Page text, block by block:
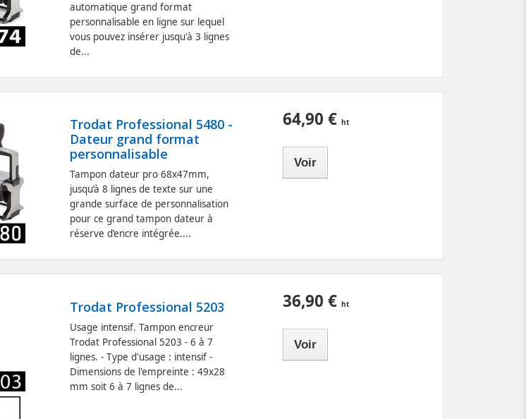
automatique grand format
personnalisable en ligne sur lequel
vous pouvez insérer jusqu'à 3 lignes
de...
Trodat Professional 5480 -
Dateur grand format
personnalisable
Tampon dateur pro 68x47mm,
jusqu’à 8 lignes de texte sur une
grande surface de personnalisation
pour ce grand tampon dateur à
réserve d’encre intégrée....
64,90 €
Voir
Trodat Professional 5203
Usage intensif. Tampon encreur
Trodat Professional 5203 - 6 à 7
lignes. - Type d'usage : intensif -
Dimensions de l'empreinte : 49x28
mm soit 6 à 7 lignes de...
36,90 €
Voir